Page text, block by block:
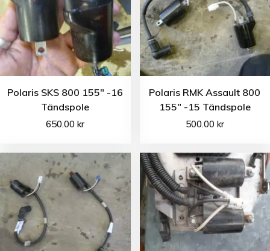
Polaris SKS 800 155″ -16
Tändspole
650.00kr
Polaris RMK Assault 800
155″ -15 Tändspole
500.00 kr